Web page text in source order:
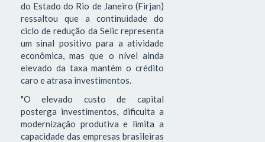
do Estado do Rio de Janeiro (Firjan)
ressaltou que a continuidade do
ciclo de redução da Selic representa
um sinal positivo para a atividade
econômica, mas que o nível ainda
elevado da taxa mantém o crédito
caro e atrasa investimentos.
"O elevado custo de capital
posterga investimentos, dificulta a
modernização produtiva e limita a
capacidade das empresas brasileiras